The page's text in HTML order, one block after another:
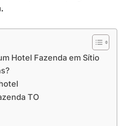
Hotel Fazenda em Sítio
TO